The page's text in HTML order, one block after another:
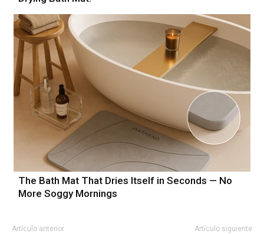
The Bath Mat That Dries Itself in Seconds — No
More Soggy Mornings
Artículo anterior Artículo siguiente